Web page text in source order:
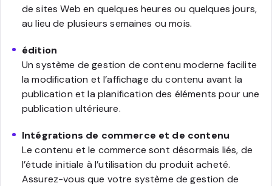
de sites Web en quelques heures ou quelques jours,
au lieu de plusieurs semaines ou mois.
édition
Un système de gestion de contenu moderne facilite
la modification et l’affichage du contenu avant la
publication et la planification des éléments pour une
publication ultérieure.
Intégrations de commerce et de contenu
Le contenu et le commerce sont désormais liés, de
l’étude initiale à l’utilisation du produit acheté.
Assurez-vous que votre système de gestion de